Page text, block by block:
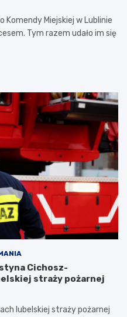
Komendy Miejskiej w Lublinie
Tym razem udało im się
Cichosz-
straży pożarnej
lubelskiej straży pożarnej